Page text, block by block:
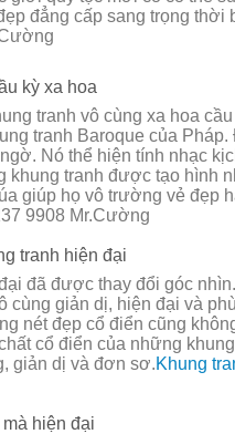
đẳng cấp sang trọng thời
kỳ xa hoa
tranh vô cùng xa hoa
tranh Baroque của
Nó thể hiện tính nhạc
khung tranh được tạo hình
giúp họ vô trường vẻ đẹp
9908 Mr.Cường
tranh hiện đại
đã được thay đổi góc
cùng giản dị, hiện đại và
nét đẹp cổ điển cũng
cổ điển của những
giản dị và đơn sơ.Khung
hiện đại